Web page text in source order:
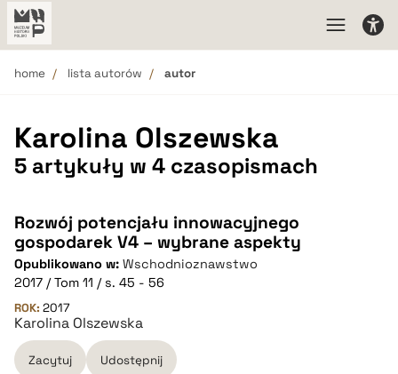
home lista autorów autor
Karolina Olszewska
5 artykuły w 4 czasopismach
Rozwój potencjału innowacyjnego
gospodarek V4 – wybrane aspekty
Opublikowano w: Wschodnioznawstwo
2017 / Tom 11 / s. 45 - 56
ROK: 2017
Karolina Olszewska
Zacytuj Udostępnij